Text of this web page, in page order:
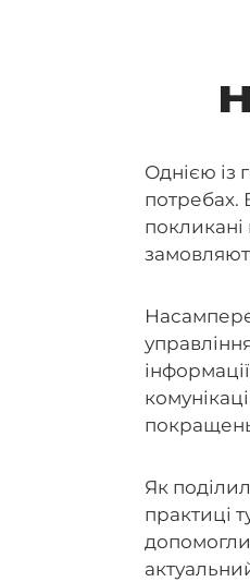
Однією із
потребах.
покликані
Як
практиці